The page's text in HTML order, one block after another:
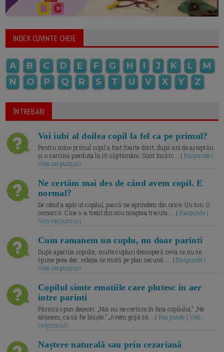
INDEX CUVINTE CHEIE
A B C D E F G H I J K L
M
N
O P Q R S T U V X Y Z
ÎNTREBARI
Voi iubi al doilea copil la fel ca pe primul?
Pentru mine primul copil a fost foarte dorit, după ani de așteptări
și o sarcină pierduta la 16 săptămâni. Sunt însărc... | Raspunde |
Vezi raspunsuri
Ne certăm mai des de când avem copil. E
normal?
De când a apărut copilul, parcă ne aprindem din orice. Un ton. O
remarcă. Cine s-a trezit din nou noaptea trecuta.... |Raspunde |
Vezi raspunsuri
Cum ramanem un cuplu, nu doar parinti
După apariția copiilor, multe cupluri descoperă ceva ce nu se
spune prea des: relația se mută pe plan secund. ... |Raspunde |
Vezi raspunsuri
Copilul simte emotiile care plutesc in aer
intre parinti
Părinții spun deseori: „Noi nu ne certăm în fața copilului.” „Ne
abținem, ca să fie liniște.” „Avem grijă să... | Raspunde | Vezi
raspunsuri
Naștere naturală sau prin cezariană